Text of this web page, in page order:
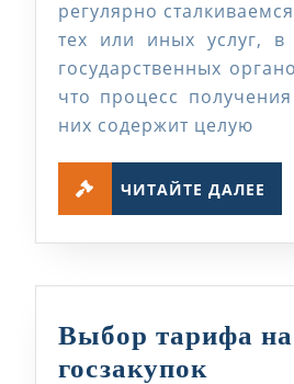
регулярно
тех или иных услуг,
государственных
что процесс
них содержит целую
ЧИТАЙТЕ ДАЛЕЕ
Выбор тарифа на
госзакупок